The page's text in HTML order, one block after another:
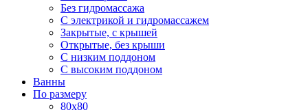
Без гидромассажа
С электрикой и гидромассажем
Закрытые, с крышей
Открытые, без крыши
С низким поддоном
С высоким поддоном
Ванны
По размеру
80x80